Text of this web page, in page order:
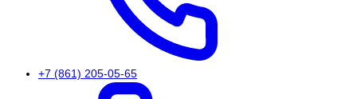
+7 (861) 205-05-65